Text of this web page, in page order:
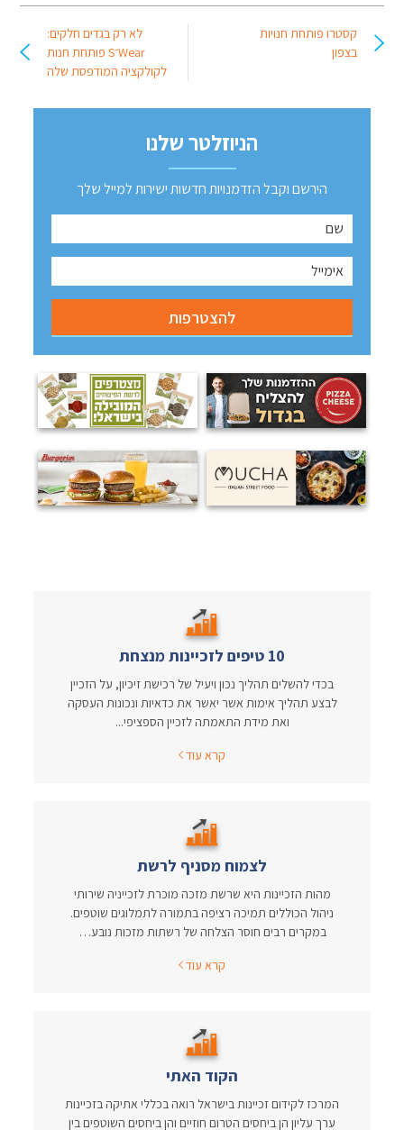
קסטרו פותחת חנויות
בצפון
לא רק בגדים חלקים:
Wear־S פותחת חנות
לקולקציה המודפסת שלה
הניוזלטר שלנו
הירשם וקבל הזדמנויות חדשות ישירות למייל שלך
10 טיפים לזכיינות מנצחת
בכדי להשלים תהליך נכון ויעיל של רכישת זיכיון, על הזכיין
לבצע תהליך אימות אשר יאשר את כדאיות ונכונות העסקה
ואת מידת התאמתה לזכיין הספציפי...
קרא עוד
לצמוח מסניף לרשת
מהות הזכיינות היא שרשת מזכה מוכרת לזכייניה שירותי
ניהול הכוללים תמיכה רציפה בתמורה לתמלוגים שוטפים.
במקרים רבים חוסר הצלחה של רשתות מזכות נובע…
קרא עוד
הקוד האתי
המרכז לקידום זכיינות בישראל רואה בכללי אתיקה בזכיינות
ערך עליון הן ביחסים הטרום חוזיים והן ביחסים השוטפים בין